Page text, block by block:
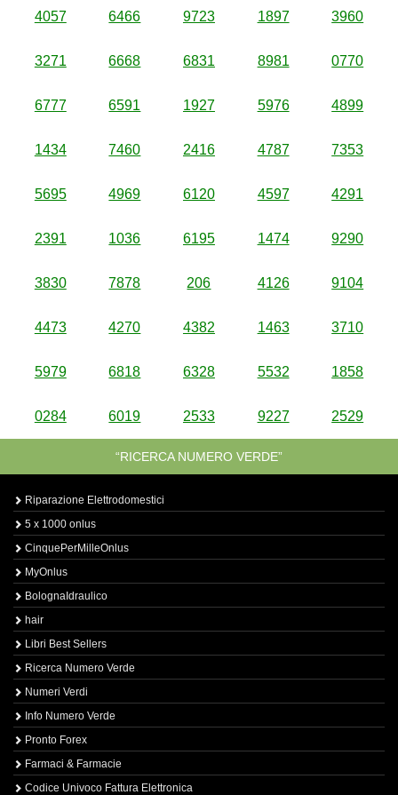
4057 6466 9723 1897 3960
3271 6668 6831 8981 0770
6777 6591 1927 5976 4899
1434 7460 2416 4787 7353
5695 4969 6120 4597 4291
2391 1036 6195 1474 9290
3830 7878 206 4126 9104
4473 4270 4382 1463 3710
5979 6818 6328 5532 1858
0284 6019 2533 9227 2529
“RICERCA NUMERO VERDE”
Riparazione Elettrodomestici
5 x 1000 onlus
CinquePerMilleOnlus
MyOnlus
BolognaIdraulico
hair
Libri Best Sellers
Ricerca Numero Verde
Numeri Verdi
Info Numero Verde
Pronto Forex
Farmaci & Farmacie
Codice Univoco Fattura Elettronica